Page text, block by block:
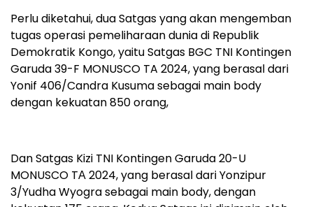
Perlu diketahui, dua Satgas yang akan mengemban
tugas operasi pemeliharaan dunia di Republik
Demokratik Kongo, yaitu Satgas BGC TNI Kontingen
Garuda 39-F MONUSCO TA 2024, yang berasal dari
Yonif 406/Candra Kusuma sebagai main body
dengan kekuatan 850 orang,
Dan Satgas Kizi TNI Kontingen Garuda 20-U
MONUSCO TΑ 2024, yang berasal dari Yonzipur
3/Yudha Wyogra sebagai main body, dengan